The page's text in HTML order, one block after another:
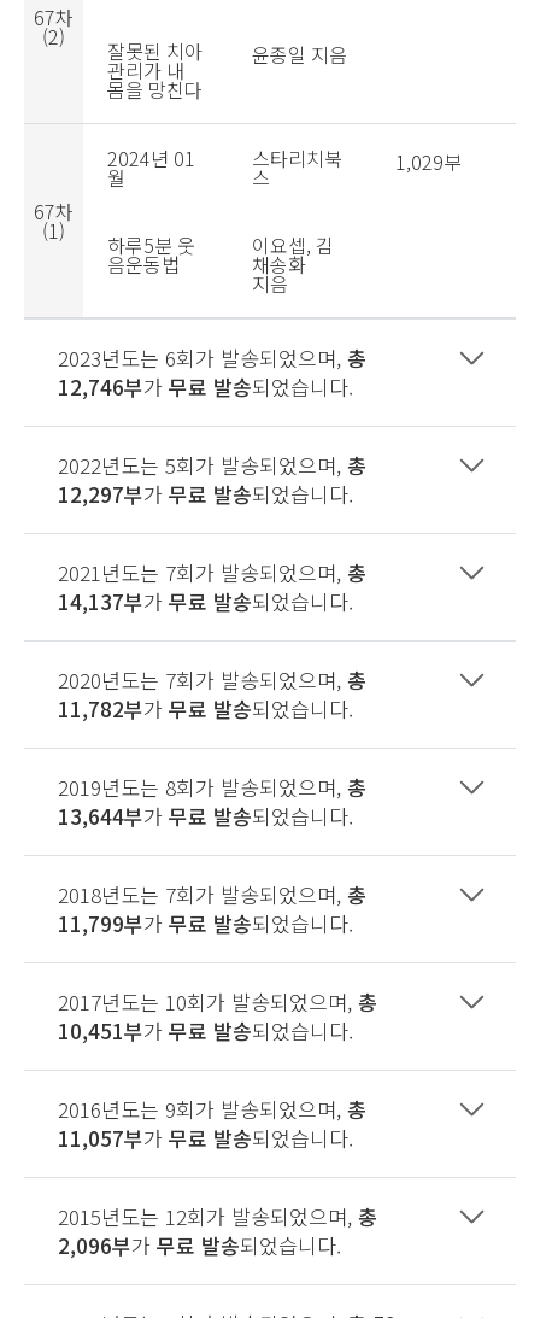
67차
(2) 잘못된 치아
관리가 내
몸을 망친다
윤종일 지음
67차
(1)
2024년 01
월
스타리치북
스
1,029부
하루5분 웃
음운동법
이요셉, 김
채송화
지음
2023년도는 6회가 발송되었으며, 총
12,746부가 무료 발송되었습니다.
2022년도는 5회가 발송되었으며, 총
12,297부가 무료 발송되었습니다.
2021년도는 7회가 발송되었으며, 총
14,137부가 무료 발송되었습니다.
2020년도는 7회가 발송되었으며, 총
11,782부가 무료 발송되었습니다.
2019년도는 8회가 발송되었으며, 총
13,644부가 무료 발송되었습니다.
2018년도는 7회가 발송되었으며, 총
11,799부가 무료 발송되었습니다.
2017년도는 10회가 발송되었으며, 총
10,451부가 무료 발송되었습니다.
2016년도는 9회가 발송되었으며, 총
11,057부가 무료 발송되었습니다.
2015년도는 12회가 발송되었으며, 총
2,096부가 무료 발송되었습니다.